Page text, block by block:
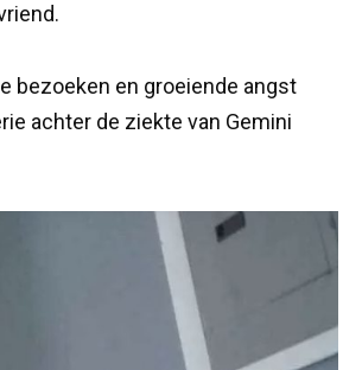
bezoeken en groeiende angst
achter de ziekte van Gemini